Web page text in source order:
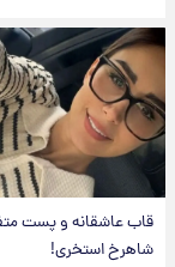
قاب عاشقانه و پست
شاهرخ استخری!